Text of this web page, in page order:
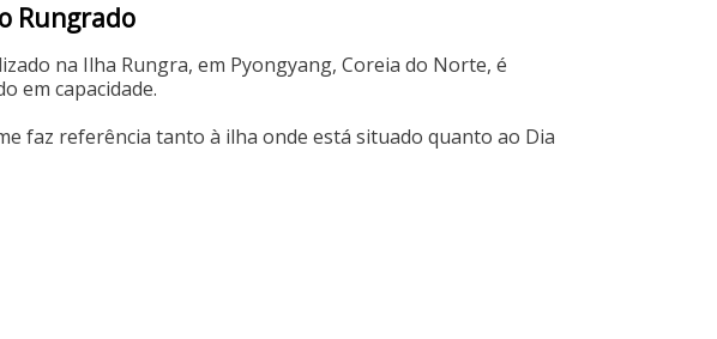
Rungrado
na Ilha Rungra, em Pyongyang, Coreia do Norte, é
em capacidade.
faz referência tanto à ilha onde está situado quanto ao Dia